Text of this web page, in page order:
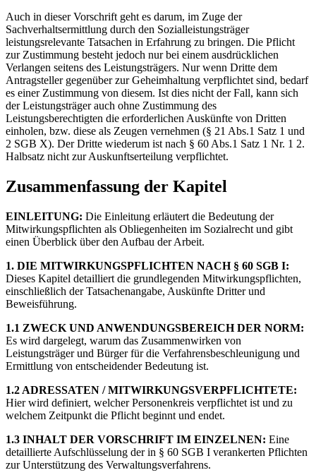
Auch in dieser Vorschrift geht es darum, im Zuge der
Sachverhaltsermittlung durch den Sozialleistungsträger
leistungsrelevante Tatsachen in Erfahrung zu bringen. Die Pflicht
zur Zustimmung besteht jedoch nur bei einem ausdrücklichen
Verlangen seitens des Leistungsträgers. Nur wenn Dritte dem
Antragsteller gegenüber zur Geheimhaltung verpflichtet sind, bedarf
es einer Zustimmung von diesem. Ist dies nicht der Fall, kann sich
der Leistungsträger auch ohne Zustimmung des
Leistungsberechtigten die erforderlichen Auskünfte von Dritten
einholen, bzw. diese als Zeugen vernehmen (§ 21 Abs.1 Satz 1 und
2 SGB X). Der Dritte wiederum ist nach § 60 Abs.1 Satz 1 Nr. 1 2.
Halbsatz nicht zur Auskunftserteilung verpflichtet.
Zusammenfassung der Kapitel
EINLEITUNG: Die Einleitung erläutert die Bedeutung der
Mitwirkungspflichten als Obliegenheiten im Sozialrecht und gibt
einen Überblick über den Aufbau der Arbeit.
1. DIE MITWIRKUNGSPFLICHTEN NACH § 60 SGB I:
Dieses Kapitel detailliert die grundlegenden Mitwirkungspflichten,
einschließlich der Tatsachenangabe, Auskünfte Dritter und
Beweisführung.
1.1 ZWECK UND ANWENDUNGSBEREICH DER NORM:
Es wird dargelegt, warum das Zusammenwirken von
Leistungsträger und Bürger für die Verfahrensbeschleunigung und
Ermittlung von entscheidender Bedeutung ist.
1.2 ADRESSATEN / MITWIRKUNGSVERPFLICHTETE:
Hier wird definiert, welcher Personenkreis verpflichtet ist und zu
welchem Zeitpunkt die Pflicht beginnt und endet.
1.3 INHALT DER VORSCHRIFT IM EINZELNEN: Eine
detaillierte Aufschlüsselung der in § 60 SGB I verankerten Pflichten
zur Unterstützung des Verwaltungsverfahrens.